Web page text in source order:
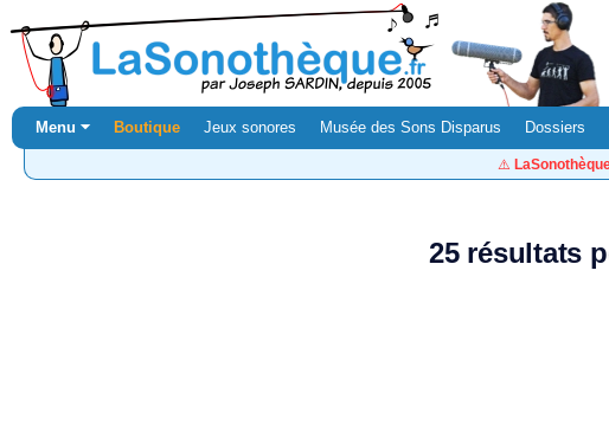
Menu ⏷ Boutique Jeux sonores Musée des Sons Disparus Dossiers
⚠️
25 résultats